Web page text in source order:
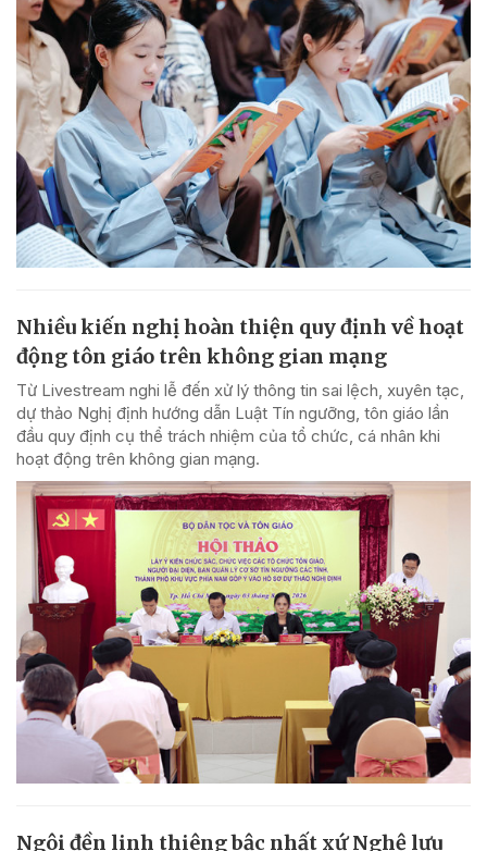
Nhiều kiến nghị hoàn thiện quy định về hoạt
động tôn giáo trên không gian mạng
Từ Livestream nghi lễ đến xử lý thông tin sai lệch, xuyên tạc,
dự thảo Nghị định hướng dẫn Luật Tín ngưỡng, tôn giáo lần
đầu quy định cụ thể trách nhiệm của tổ chức, cá nhân khi
hoạt động trên không gian mạng.
Ngôi đền linh thiêng bậc nhất xứ Nghệ lưu